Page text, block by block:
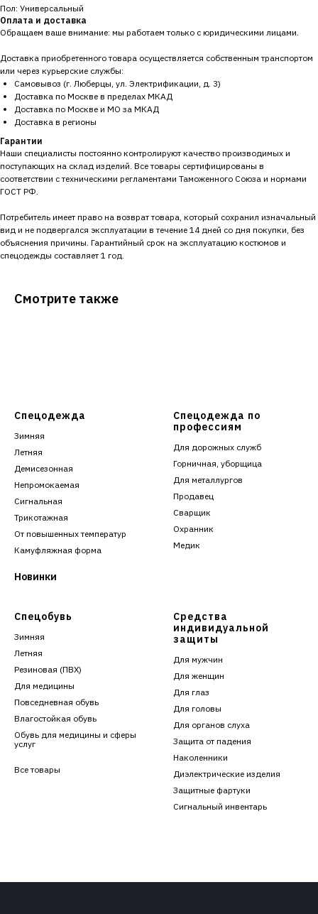
Пол: Универсальный
Оплата и доставка
Обращаем ваше внимание: мы работаем только с юридическими лицами.
Доставка приобретенного товара осуществляется собственным транспортом
или через курьерские службы:
Самовывоз (г. Люберцы, ул. Электрификации, д. 3)
Доставка по Москве в пределах МКАД
Доставка по Москве и МО за МКАД
Доставка в регионы
Гарантии
Наши специалисты постоянно контролируют качество производимых и
поступающих на склад изделий. Все товары сертифицированы в
соответствии с техническими регламентами Таможенного Союза и нормами
ГОСТ РФ.
Потребитель имеет право на возврат товара, который сохранил изначальный
вид и не подвергался эксплуатации в течение 14 дней со дня покупки, без
объяснения причины. Гарантийный срок на эксплуатацию костюмов и
спецодежды составляет 1 год.
Смотрите также
Спецодежда
Зимняя
Летняя
Демисезонная
Непромокаемая
Сигнальная
Трикотажная
От повышенных температур
Камуфляжная форма
Новинки
Спецодежда по
профессиям
Для дорожных служб
Горничная, уборщица
Для металлургов
Продавец
Сварщик
Охранник
Медик
Спецобувь
Зимняя
Летняя
Резиновая (ПВХ)
Для медицины
Повседневная обувь
Влагостойкая обувь
Обувь для медицины и сферы
услуг
Все товары
Средства
индивидуальной
защиты
Для мужчин
Для женщин
Для глаз
Для головы
Для органов слуха
Защита от падения
Наколенники
Диэлектрические изделия
Защитные фартуки
Сигнальный инвентарь